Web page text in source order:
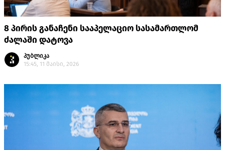
8 პირის განაჩენი სააპელაციო სასამართლომ
ძალაში დატოვა
პუბლიკა
15:45, 11 მაისი, 2026